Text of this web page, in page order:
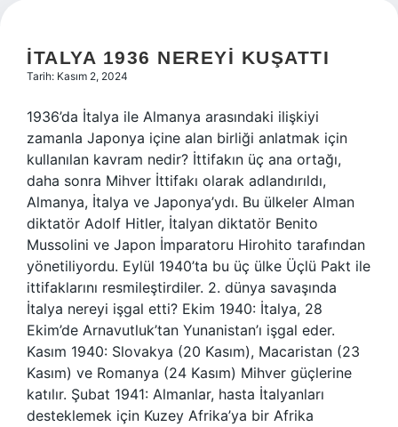
İTALYA 1936 NEREYI KUŞATTI
Tarih: Kasım 2, 2024
1936’da İtalya ile Almanya arasındaki ilişkiyi
zamanla Japonya içine alan birliği anlatmak için
kullanılan kavram nedir? İttifakın üç ana ortağı,
daha sonra Mihver İttifakı olarak adlandırıldı,
Almanya, İtalya ve Japonya’ydı. Bu ülkeler Alman
diktatör Adolf Hitler, İtalyan diktatör Benito
Mussolini ve Japon İmparatoru Hirohito tarafından
yönetiliyordu. Eylül 1940’ta bu üç ülke Üçlü Pakt ile
ittifaklarını resmileştirdiler. 2. dünya savaşında
İtalya nereyi işgal etti? Ekim 1940: İtalya, 28
Ekim’de Arnavutluk’tan Yunanistan’ı işgal eder.
Kasım 1940: Slovakya (20 Kasım), Macaristan (23
Kasım) ve Romanya (24 Kasım) Mihver güçlerine
katılır. Şubat 1941: Almanlar, hasta İtalyanları
desteklemek için Kuzey Afrika’ya bir Afrika